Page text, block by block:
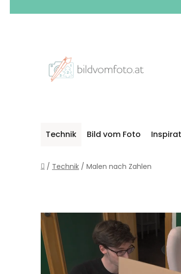
Technik Bild vom Foto
Startseite
/ Technik / Malen nach Zahlen